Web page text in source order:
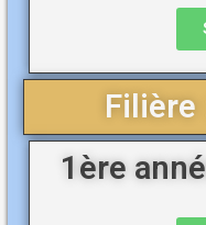
Filière
1ère